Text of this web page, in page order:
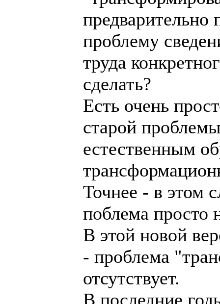
предварительно
проблему
труда
сделать?
Есть очень
старой
естественным
Точнее - в этом
поблема просто
В этой новой
- проблема
отсутствует.
В последние